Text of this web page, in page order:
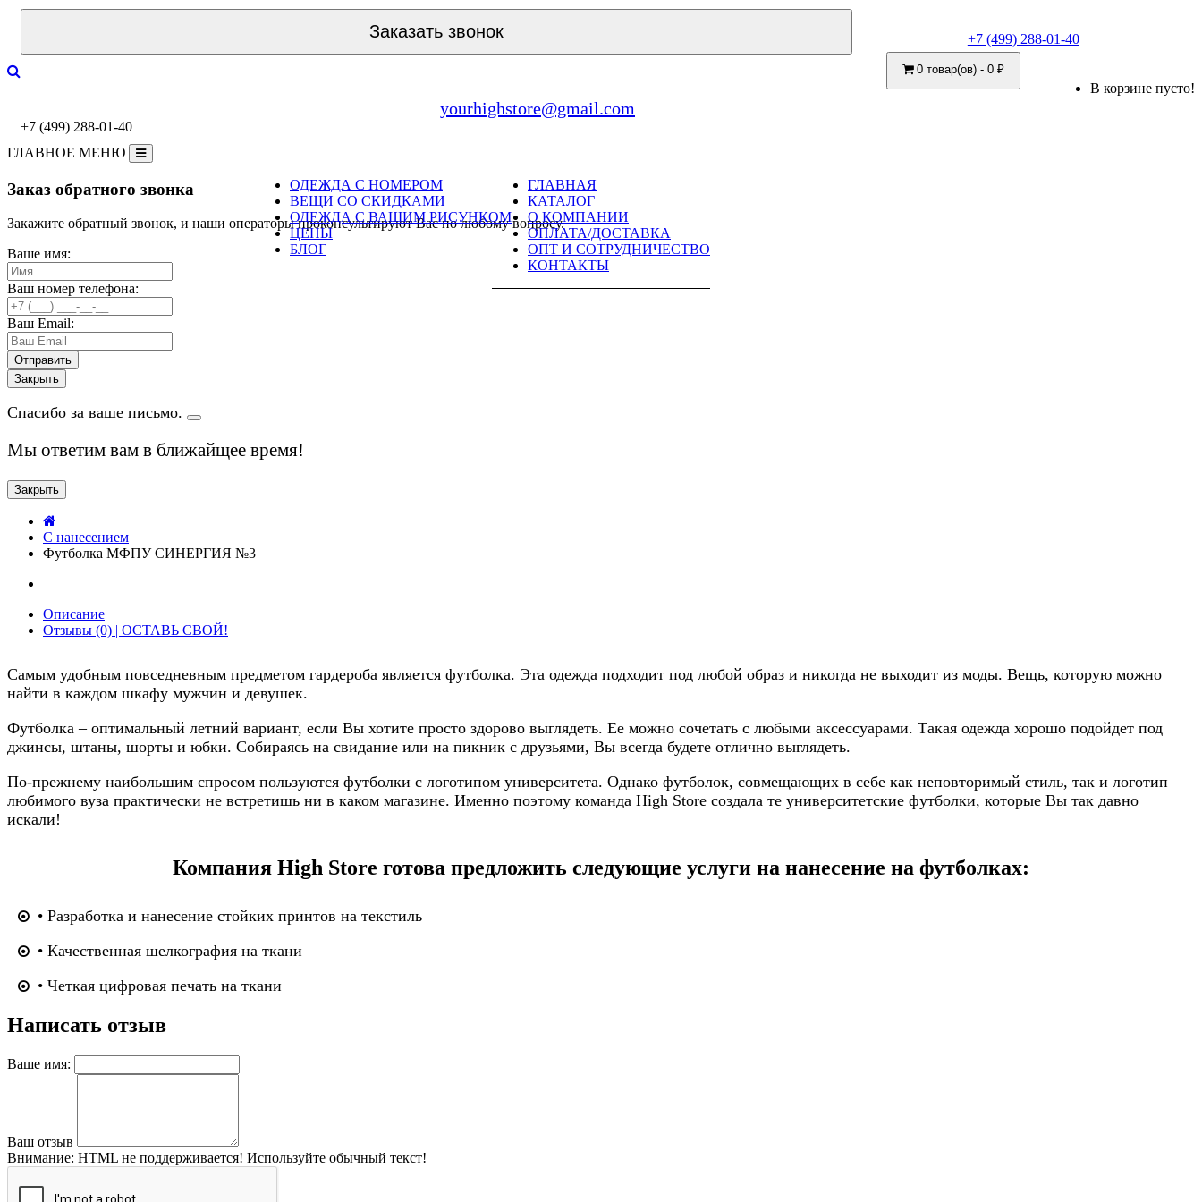
Заказать звонок +7 (499) 288-01-40
0 товар(ов) - 0 ₽
В корзине пусто!
yourhighstore@gmail.com
+7 (499) 288-01-40
ГЛАВНОЕ МЕНЮ
ГЛАВНАЯ
КАТАЛОГ
О КОМПАНИИ
ОПЛАТА/ДОСТАВКА
ОПТ И СОТРУДНИЧЕСТВО
КОНТАКТЫ
ОДЕЖДА С НОМЕРОМ
ВЕЩИ СО СКИДКАМИ
ОДЕЖДА С ВАШИМ РИСУНКОМ
ЦЕНЫ
БЛОГ
Заказ обратного звонка
Закажите обратный звонок, и наши операторы проконсультируют Вас по любому вопросу.
Ваше имя:
Ваш номер телефона:
Ваш Email:
Закрыть
Спасибо за ваше письмо.
Мы ответим вам в ближайщее время!
Закрыть
C нанесением
Футболка МФПУ СИНЕРГИЯ №3
Описание
Отзывы (0) | ОСТАВЬ СВОЙ!
Самым удобным повседневным предметом гардероба является футболка. Эта одежда подходит под любой образ и никогда не выходит из моды. Вещь, которую можно
найти в каждом шкафу мужчин и девушек.
Футболка – оптимальный летний вариант, если Вы хотите просто здорово выглядеть. Ее можно сочетать с любыми аксессуарами. Такая одежда хорошо подойдет под
джинсы, штаны, шорты и юбки. Собираясь на свидание или на пикник с друзьями, Вы всегда будете отлично выглядеть.
По-прежнему наибольшим спросом пользуются футболки с логотипом университета. Однако футболок, совмещающих в себе как неповторимый стиль, так и логотип
любимого вуза практически не встретишь ни в каком магазине. Именно поэтому команда High Store создала те университетские футболки, которые Вы так давно
искали!
Компания High Store готова предложить следующие услуги на нанесение на футболках:
• Разработка и нанесение стойких принтов на текстиль
• Качественная шелкография на ткани
• Четкая цифровая печать на ткани
Написать отзыв
Ваше имя:
Ваш отзыв
Внимание: HTML не поддерживается! Используйте обычный текст!